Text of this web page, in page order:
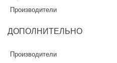
Производители
ДОПОЛНИТЕЛЬНО
Производители